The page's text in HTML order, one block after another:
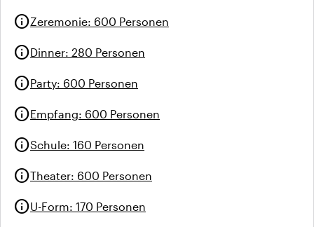
infoZeremonie: 600 Personen
infoDinner: 280 Personen
infoParty: 600 Personen
infoEmpfang: 600 Personen
infoSchule: 160 Personen
infoTheater: 600 Personen
infoU-Form: 170 Personen